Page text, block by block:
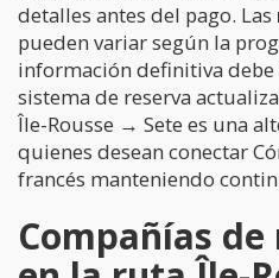
detalles antes del pago. Las
pueden variar según la
información definitiva
sistema de reserva
Île-Rousse → Sete es una
quienes desean conectar
francés manteniendo
Compañías